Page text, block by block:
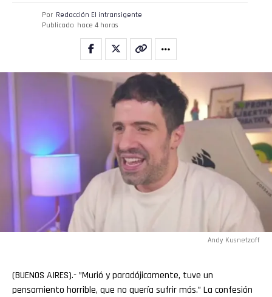
Por Redacción El intransigente
Publicado hace 4 horas
Andy Kusnetzoff
(BUENOS AIRES).- ”Murió y paradójicamente, tuve un
pensamiento horrible, que no quería sufrir más.” La confesión